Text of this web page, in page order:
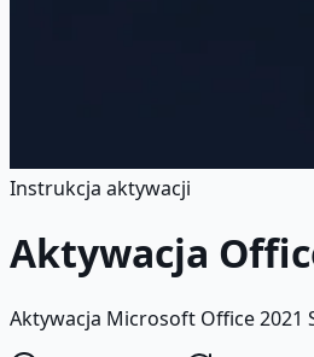
Instrukcja aktywacji
Aktywacja
Aktywacja Microsoft Office 2021